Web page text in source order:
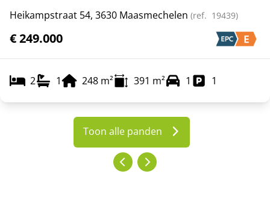
Heikampstraat 54, 3630 Maasmechelen (ref. 19439)
€ 249.000
2 1 248 m² 391 m² 1 1
Toon alle panden